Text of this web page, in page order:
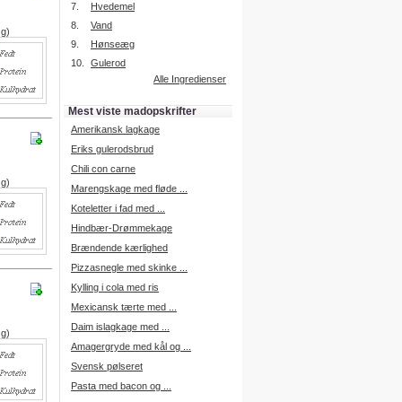
Intelligent søgning
Få foreslået opskrifter.
Prøv vores nye "Foreslå
Læs mere her.
Vi har nu oprettet et mad forum,
hvor i kan dele jeres erfaringer.
Log på med dine oplysninger fra
Madopskrifter.nu.
Gå til forum
Indkøbsliste på SMS
på SMS.
For at benytte SMS funktionen,
7.
Hvedemel
8.
Vand
9.
Hønseæg
10.
Gulerod
Alle Ingredienser
Mest viste madopskrifter
Amerikansk lagkage
Eriks gulerodsbrud
Chili con carne
Marengskage med fløde ...
Koteletter i fad med ...
Hindbær-Drømmekage
Brændende kærlighed
Pizzasnegle med skinke ...
Kylling i cola med ris
Mexicansk tærte med ...
Daim islagkage med ...
Amagergryde med kål og ...
Svensk pølseret
Pasta med bacon og ...